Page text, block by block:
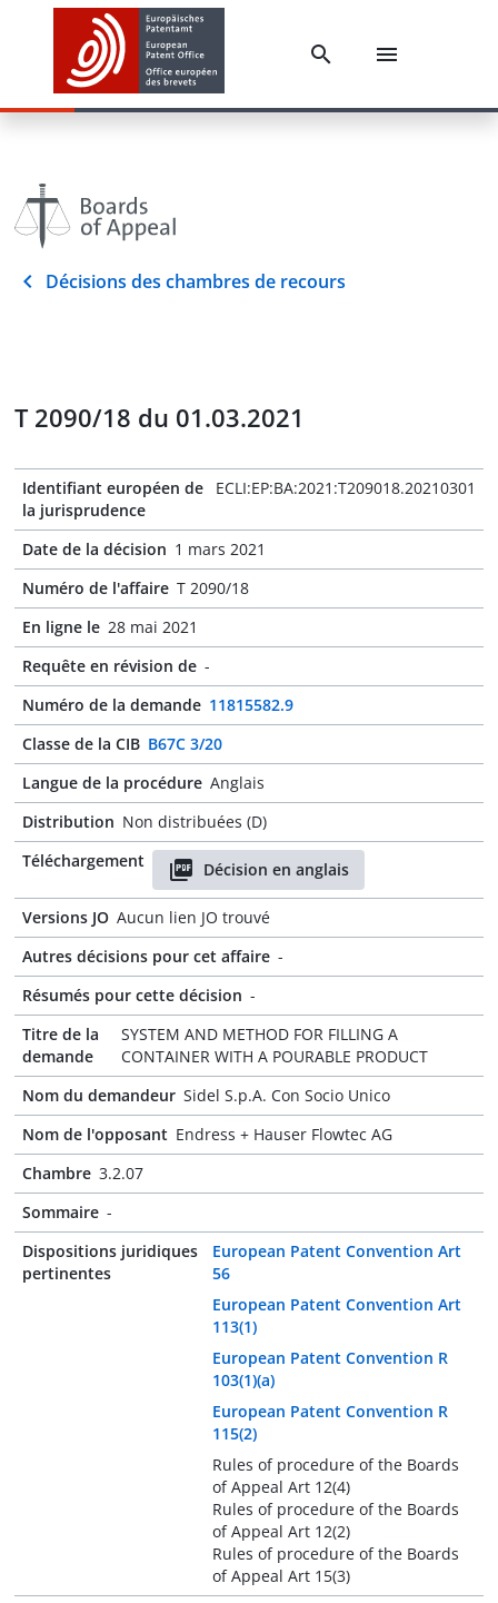
Décisions des chambres de recours
T 2090/18 du 01.03.2021
Identifiant européen de
la jurisprudence
ECLI:EP:BA:2021:T209018.20210301
Date de la décision 1 mars 2021
Numéro de l'affaire T 2090/18
En ligne le 28 mai 2021
Requête en révision de -
Numéro de la demande 11815582.9
Classe de la CIB B67C 3/20
Langue de la procédure Anglais
Distribution Non distribuées (D)
Téléchargement
Décision en anglais
Versions JO Aucun lien JO trouvé
Autres décisions pour cet affaire -
Résumés pour cette décision -
Titre de la
demande
SYSTEM AND METHOD FOR FILLING A
CONTAINER WITH A POURABLE PRODUCT
Nom du demandeur Sidel S.p.A. Con Socio Unico
Nom de l'opposant Endress + Hauser Flowtec AG
Chambre 3.2.07
Sommaire -
Dispositions juridiques
pertinentes
European Patent Convention Art
56
European Patent Convention Art
113(1)
European Patent Convention R
103(1)(a)
European Patent Convention R
115(2)
Rules of procedure of the Boards
of Appeal Art 12(4)
Rules of procedure of the Boards
of Appeal Art 12(2)
Rules of procedure of the Boards
of Appeal Art 15(3)